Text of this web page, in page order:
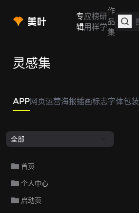
专
辑
应
用
榜
样
研
学
作
品
集
灵感集
APP网页运营海报插画标志字体包装
全部
首页
个人中心
启动页